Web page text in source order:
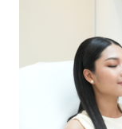
สาขา นครปฐม